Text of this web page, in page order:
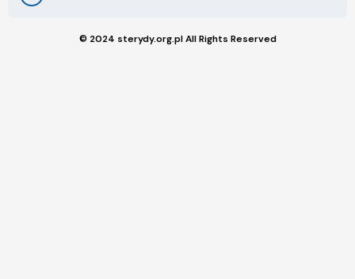
© 2024 sterydy.org.pl All Rights Reserved